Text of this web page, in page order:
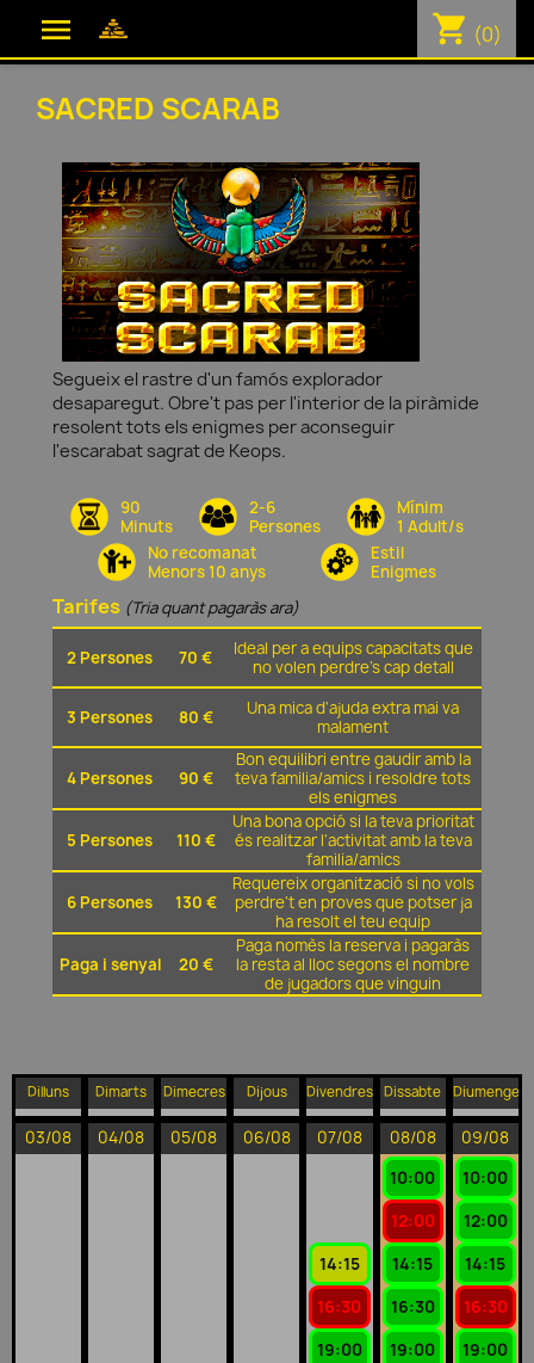
 shopping_cart (0)
SACRED SCARAB
Segueix el rastre d'un famós explorador
desaparegut. Obre't pas per l'interior de la piràmide
resolent tots els enigmes per aconseguir
l'escarabat sagrat de Keops.
90
Minuts
2-6
Persones
Mínim
1 Adult/s
No recomanat
Menors 10 anys
Estil
Enigmes
Tarifes (Tria quant pagaràs ara)
2 Persones 70 €
Ideal per a equips capacitats que
no volen perdre's cap detall
3 Persones 80 €
Una mica d'ajuda extra mai va
malament
4 Persones 90 €
Bon equilibri entre gaudir amb la
teva familia/amics i resoldre tots
els enigmes
5 Persones
110 €
Una bona opció si la teva prioritat
és realitzar l'activitat amb la teva
familia/amics
6 Persones
130 €
Requereix organització si no vols
perdre't en proves que potser ja
ha resolt el teu equip
Paga i senyal
20 €
Paga nomès la reserva i pagaràs
la resta al lloc segons el nombre
de jugadors que vinguin
Dilluns Dimarts Dimecres Dijous Divendres Dissabte Diumenge
03/08 04/08 05/08 06/08 07/08
14:15
16:30
19:00
08/08
10:00
12:00
14:15
16:30
19:00
09/08
10:00
12:00
14:15
16:30
19:00